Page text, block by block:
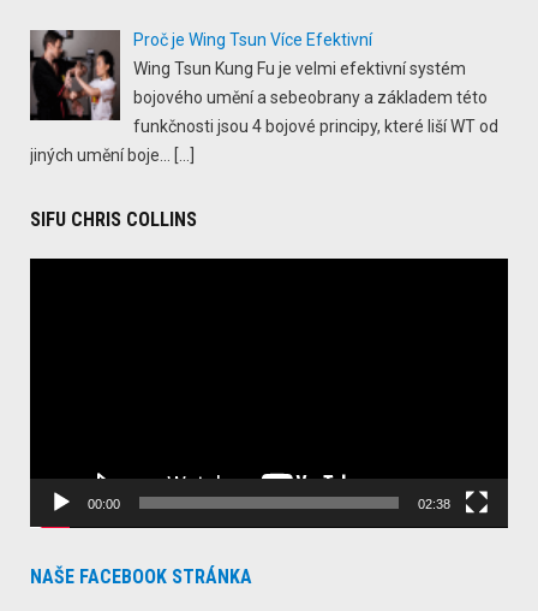
Proč je Wing Tsun Více Efektivní
Wing Tsun Kung Fu je velmi efektivní systém
bojového umění a sebeobrany a základem této
funkčnosti jsou 4 bojové principy, které liší WT od
jiných umění boje...
SIFU CHRIS COLLINS
00:00 02:38
NAŠE FACEBOOK STRÁNKA